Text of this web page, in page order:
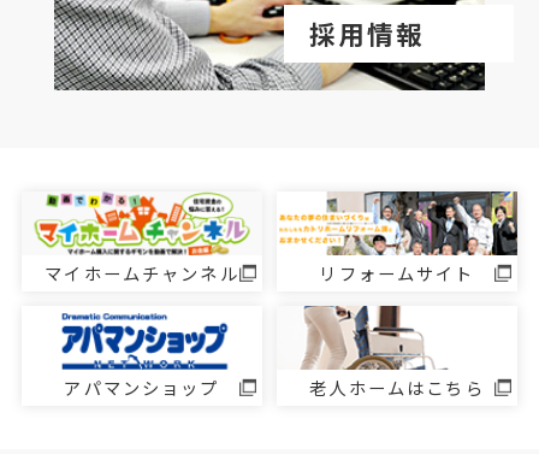
採用情報
マイホームチャンネル リフォームサイト
アパマンショップ 老人ホームはこちら